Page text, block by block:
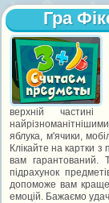
Гра
верхній
яблука, м'ячики,
Клікайте на картки з
вам гарантований.
підрахунок
допоможе вам
емоцій. Бажаємо